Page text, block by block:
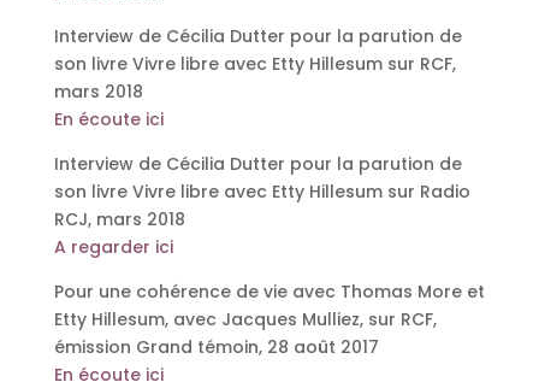
Interview de Cécilia Dutter pour la parution de
son livre Vivre libre avec Etty Hillesum sur RCF,
mars 2018
En écoute ici
Interview de Cécilia Dutter pour la parution de
son livre Vivre libre avec Etty Hillesum sur Radio
RCJ, mars 2018
A regarder ici
Pour une cohérence de vie avec Thomas More et
Etty Hillesum, avec Jacques Mulliez, sur RCF,
émission Grand témoin, 28 août 2017
En écoute ici